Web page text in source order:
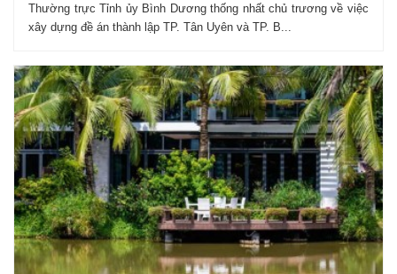
Thường trực Tỉnh ủy Bình Dương thống nhất chủ trương về việc
xây dựng đề án thành lập TP. Tân Uyên và TP. B...